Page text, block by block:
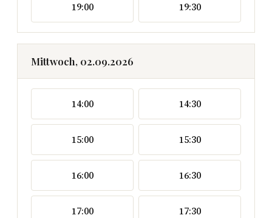
19:00 19:30
Mittwoch, 02.09.2026
14:00 14:30
15:00 15:30
16:00 16:30
17:00 17:30